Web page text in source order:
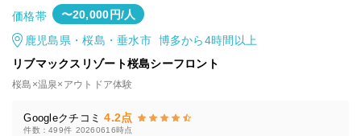
価格帯 〜20,000円/人
鹿児島県・桜島・垂水市 博多から4時間以上
リブマックスリゾート桜島シーフロント
桜島×温泉×アウトドア体験
Googleクチコミ 4.2点
件数：499件 20260616時点